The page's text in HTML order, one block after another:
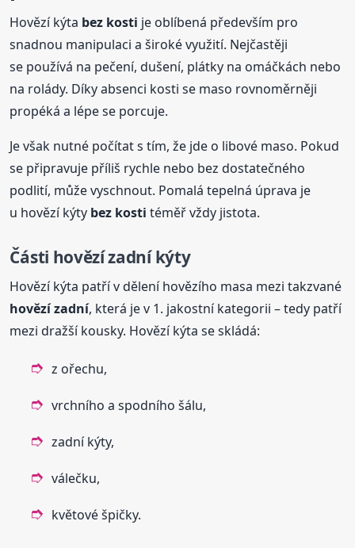
Hovězí kýta bez kosti je oblíbená především pro
snadnou manipulaci a široké využití. Nejčastěji
se používá na pečení, dušení, plátky na omáčkách nebo
na rolády. Díky absenci kosti se maso rovnoměrněji
propéká a lépe se porcuje.
Je však nutné počítat s tím, že jde o libové maso. Pokud
se připravuje příliš rychle nebo bez dostatečného
podlití, může vyschnout. Pomalá tepelná úprava je
u hovězí kýty bez kosti téměř vždy jistota.
Části hovězí zadní kýty
Hovězí kýta patří v dělení hovězího masa mezi takzvané
hovězí zadní, která je v 1. jakostní kategorii – tedy patří
mezi dražší kousky. Hovězí kýta se skládá:
z ořechu,
vrchního a spodního šálu,
zadní kýty,
válečku,
květové špičky.